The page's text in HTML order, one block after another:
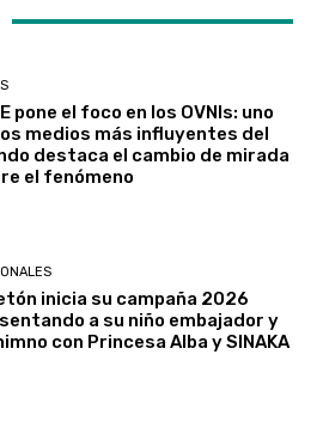
pone el foco en los OVNIs: uno
medios más influyentes del
destaca el cambio de mirada
el fenómeno
inicia su campaña 2026
a su niño embajador y
con Princesa Alba y SINAKA